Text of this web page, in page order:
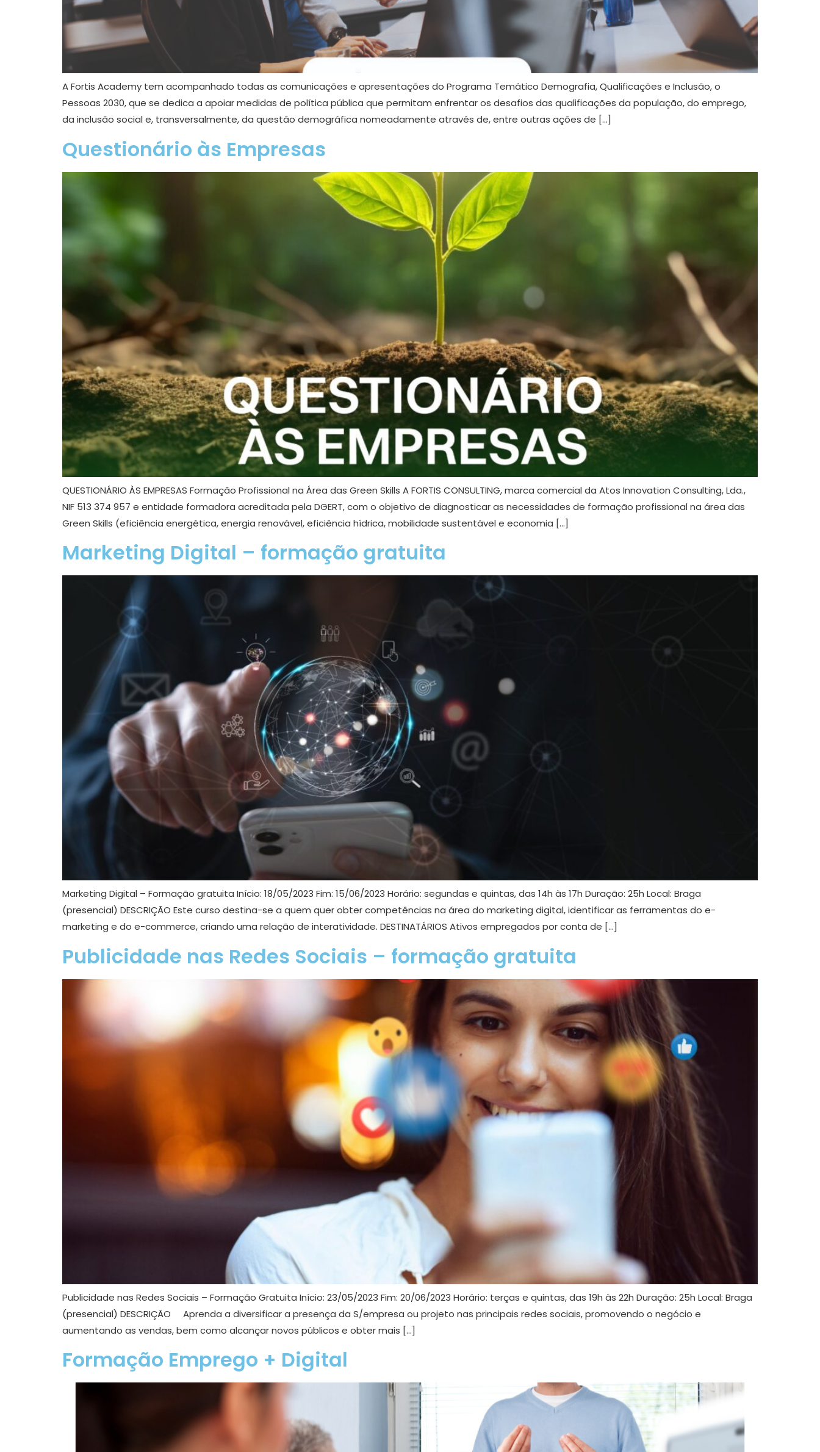
A Fortis Academy tem acompanhado todas as comunicações e apresentações do Programa Temático Demografia, Qualificações e Inclusão, o
Pessoas 2030, que se dedica a apoiar medidas de política pública que permitam enfrentar os desafios das qualificações da população, do emprego,
da inclusão social e, transversalmente, da questão demográfica nomeadamente através de, entre outras ações de […]
Questionário às Empresas
QUESTIONÁRIO ÀS EMPRESAS Formação Profissional na Área das Green Skills A FORTIS CONSULTING, marca comercial da Atos Innovation Consulting, Lda.,
NIF 513 374 957 e entidade formadora acreditada pela DGERT, com o objetivo de diagnosticar as necessidades de formação profissional na área das
Green Skills (eficiência energética, energia renovável, eficiência hídrica, mobilidade sustentável e economia […]
Marketing Digital – formação gratuita
Marketing Digital – Formação gratuita Início: 18/05/2023 Fim: 15/06/2023 Horário: segundas e quintas, das 14h às 17h Duração: 25h Local: Braga
(presencial) DESCRIÇÃO Este curso destina-se a quem quer obter competências na área do marketing digital, identificar as ferramentas do e-
marketing e do e-commerce, criando uma relação de interatividade. DESTINATÁRIOS Ativos empregados por conta de […]
Publicidade nas Redes Sociais – formação gratuita
Publicidade nas Redes Sociais – Formação Gratuita Início: 23/05/2023 Fim: 20/06/2023 Horário: terças e quintas, das 19h às 22h Duração: 25h Local: Braga
(presencial) DESCRIÇÃO Aprenda a diversificar a presença da S/empresa ou projeto nas principais redes sociais, promovendo o negócio e
aumentando as vendas, bem como alcançar novos públicos e obter mais […]
Formação Emprego + Digital